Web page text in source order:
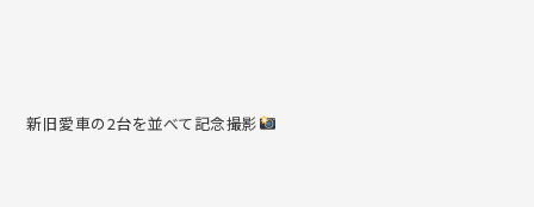
新旧愛車の2台を並べて記念撮影